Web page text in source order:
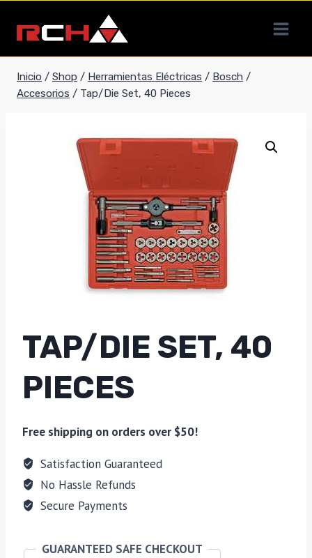
contenido
Inicio / Shop / Herramientas Eléctricas / Bosch /
Accesorios / Tap/Die Set, 40 Pieces
TAP/DIE SET, 40
PIECES
Free shipping on orders over $50!
Satisfaction Guaranteed
No Hassle Refunds
Secure Payments
GUARANTEED SAFE CHECKOUT